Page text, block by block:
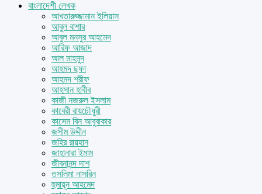
বাংলাদেশী লেখক
আখতারুজ্জামান ইলিয়াস
আবুল বাশার
আবুল মনসুর আহমেদ
আরিফ আজাদ
আল মাহমুদ
আহমদ ছফা
আহমদ শরীফ
আহসান হাবীব
কাজী নজরুল ইসলাম
কাবেরী রায়চৌধুরী
কাসেম বিন আবুবাকার
জসীম উদ্দীন
জহির রায়হান
জাহানারা ইমাম
জীবনানন্দ দাশ
তসলিমা নাসরিন
হুমায়ূন আহমেদ